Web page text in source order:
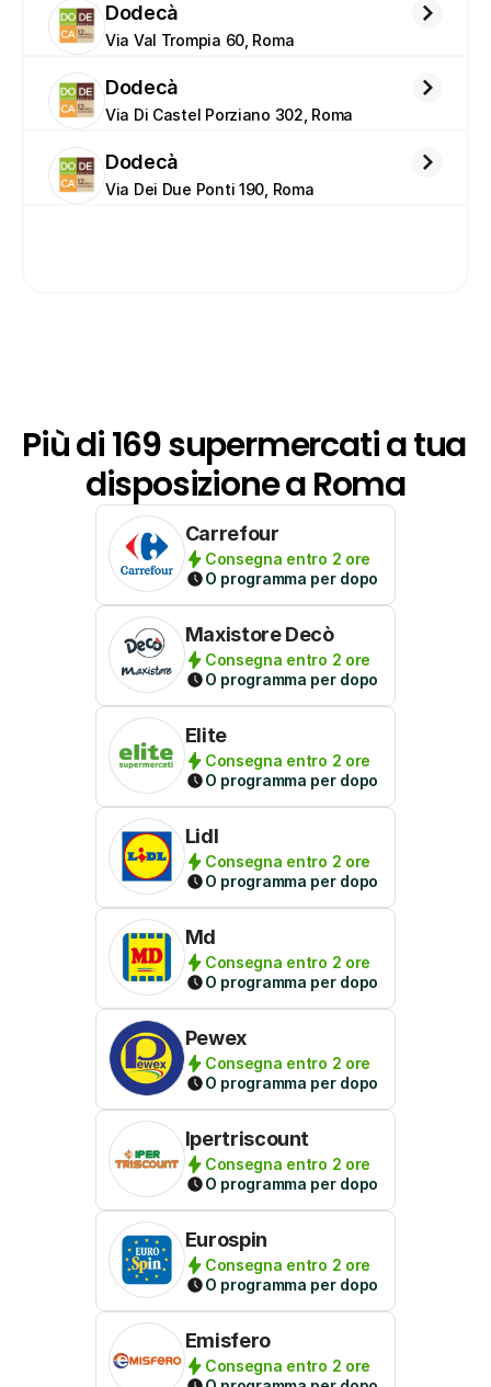
Dodecà
Via Val Trompia 60, Roma
Dodecà
Via Di Castel Porziano 302, Roma
Dodecà
Via Dei Due Ponti 190, Roma
Più di 169 supermercati a tua
disposizione a Roma
Carrefour
Consegna entro 2 ore
O programma per dopo
Maxistore Decò
Consegna entro 2 ore
O programma per dopo
Elite
Consegna entro 2 ore
O programma per dopo
Lidl
Consegna entro 2 ore
O programma per dopo
Md
Consegna entro 2 ore
O programma per dopo
Pewex
Consegna entro 2 ore
O programma per dopo
Ipertriscount
Consegna entro 2 ore
O programma per dopo
Eurospin
Consegna entro 2 ore
O programma per dopo
Emisfero
Consegna entro 2 ore